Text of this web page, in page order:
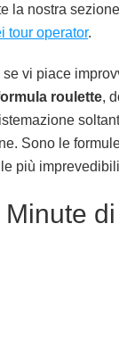
la nostra
tour operator.
vi piace
roulette,
Sono le
più
Minute